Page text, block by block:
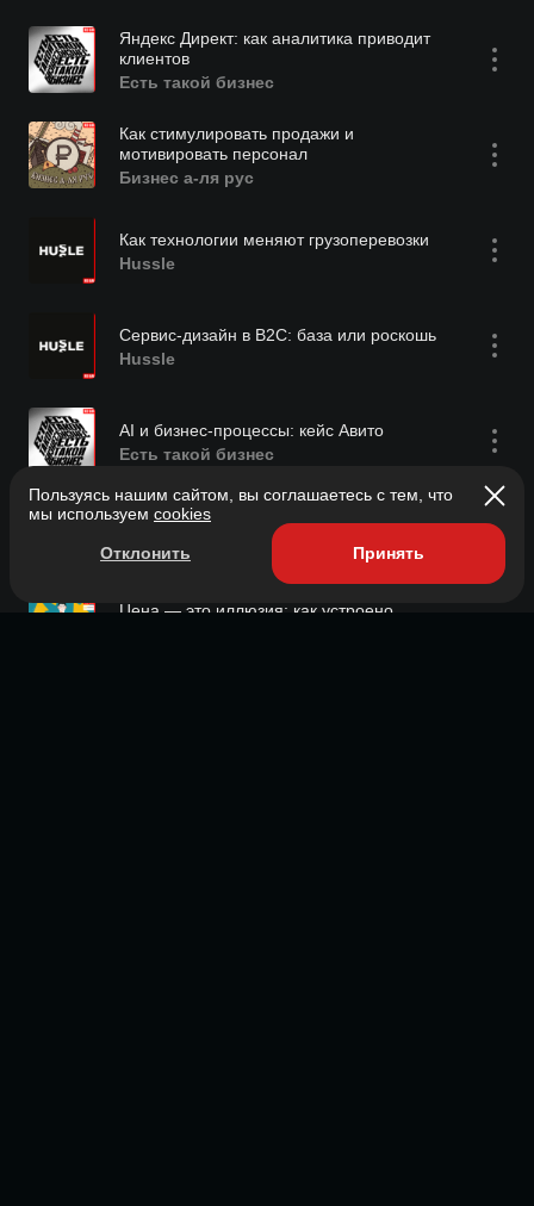
Яндекс Директ: как аналитика приводит
клиентов
Есть такой бизнес
Как стимулировать продажи и
мотивировать персонал
Бизнес а-ля рус
Как технологии меняют грузоперевозки
Hussle
Сервис-дизайн в B2C: база или роскошь
Hussle
AI и бизнес-процессы: кейс Авито
Есть такой бизнес
Восстановить бизнес после пожара
Hussle
Цена — это иллюзия: как устроено
Пользуясь нашим сайтом, вы соглашаетесь с тем, что
мы используем cookies
Отклонить Принять